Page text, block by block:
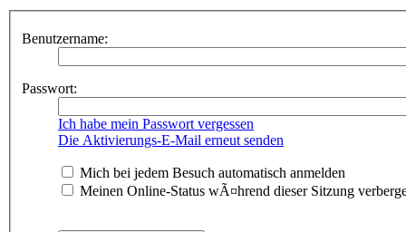
Benutzername:
Passwort:
Ich habe mein Passwort vergessen
Die Aktivierungs-E-Mail erneut senden
Mich bei jedem Besuch automatisch anmelden
Meinen Online-Status wÃ¤hrend dieser Sitzung